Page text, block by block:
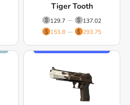
Tiger Tooth
129.7
137.02
153.8
293.75